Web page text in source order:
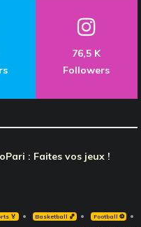
76,5 K
Followers
: Faites vos jeux !
🏅 Basketball 🏀 Football ⚽️